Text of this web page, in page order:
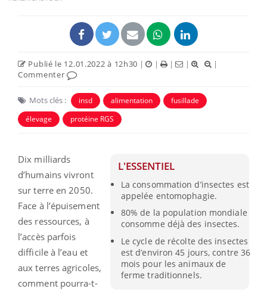
Publié le 12.01.2022 à 12h30 | | | |
|
Commenter
Mots clés : insd alimentation
fusillade
élevage
protéine RGS
L'ESSENTIEL
La consommation d’insectes est
appelée entomophagie.
80% de la population mondiale
consomme déjà des insectes.
Le cycle de récolte des insectes
est d’environ 45 jours, contre 36
mois pour les animaux de
ferme traditionnels.
Dix milliards
d’humains vivront
sur terre en 2050.
Face à l’épuisement
des ressources, à
l’accès parfois
difficile à l’eau et
aux terres agricoles,
comment pourra-t-